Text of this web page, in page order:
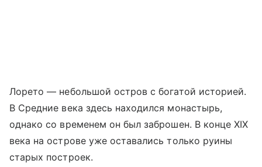
Лорето — небольшой остров с богатой историей.
В Средние века здесь находился монастырь,
однако со временем он был заброшен. В конце XIX
века на острове уже оставались только руины
старых построек.